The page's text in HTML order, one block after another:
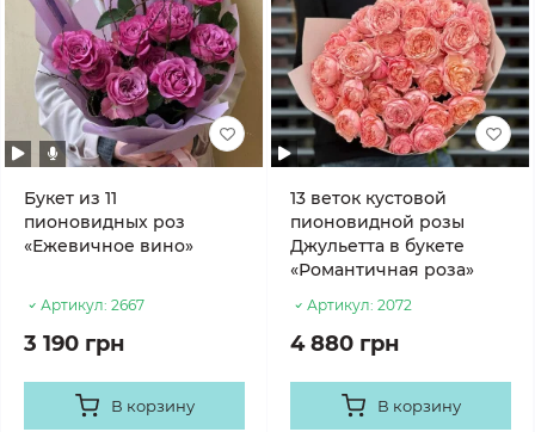
Букет из 11
пионовидных роз
«Ежевичное вино»
Артикул: 2667
3 190 грн
В корзину
13 веток кустовой
пионовидной розы
Джульетта в букете
«Романтичная роза»
Артикул: 2072
4 880 грн
В корзину